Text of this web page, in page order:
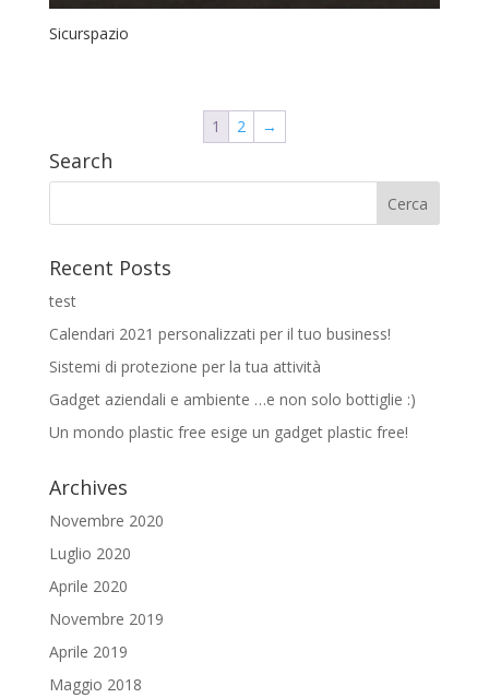
Sicurspazio
1 2 →
Search
Recent Posts
test
Calendari 2021 personalizzati per il tuo business!
Sistemi di protezione per la tua attività
Gadget aziendali e ambiente …e non solo bottiglie :)
Un mondo plastic free esige un gadget plastic free!
Archives
Novembre 2020
Luglio 2020
Aprile 2020
Novembre 2019
Aprile 2019
Maggio 2018